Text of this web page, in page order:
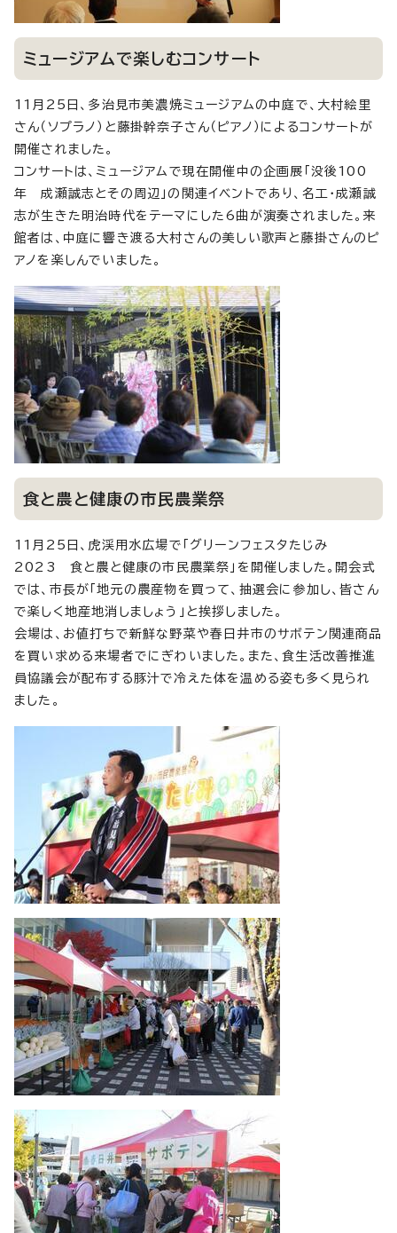
ミュージアムで楽しむコンサート
11月25日、多治見市美濃焼ミュージアムの中庭で、大村絵里
さん（ソプラノ）と藤掛幹奈子さん（ピアノ）によるコンサートが
開催されました。
コンサートは、ミュージアムで現在開催中の企画展「没後100
年 成瀬誠志とその周辺」の関連イベントであり、名工・成瀬誠
志が生きた明治時代をテーマにした6曲が演奏されました。来
館者は、中庭に響き渡る大村さんの美しい歌声と藤掛さんのピ
アノを楽しんでいました。
食と農と健康の市民農業祭
11月25日、虎渓用水広場で「グリーンフェスタたじみ
2023 食と農と健康の市民農業祭」を開催しました。開会式
では、市長が「地元の農産物を買って、抽選会に参加し、皆さん
で楽しく地産地消しましょう」と挨拶しました。
会場は、お値打ちで新鮮な野菜や春日井市のサボテン関連商品
を買い求める来場者でにぎわいました。また、食生活改善推進
員協議会が配布する豚汁で冷えた体を温める姿も多く見られ
ました。